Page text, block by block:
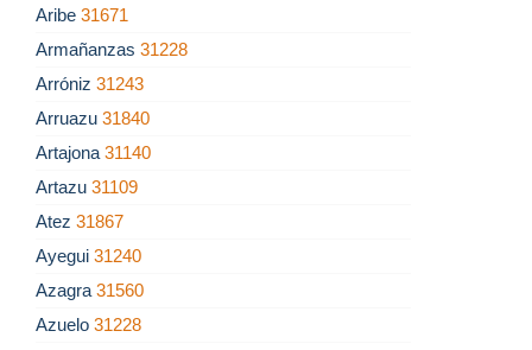
Aribe 31671
Armañanzas 31228
Arróniz 31243
Arruazu 31840
Artajona 31140
Artazu 31109
Atez 31867
Ayegui 31240
Azagra 31560
Azuelo 31228